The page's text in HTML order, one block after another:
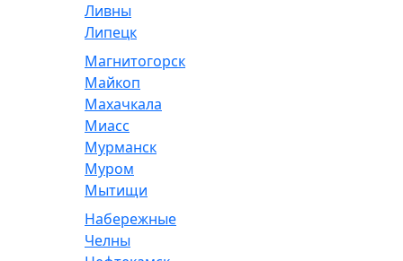
Ливны
Липецк
Магнитогорск
Майкоп
Махачкала
Миасс
Мурманск
Муром
Мытищи
Набережные
Челны